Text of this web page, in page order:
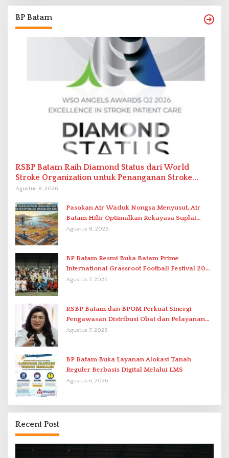
BP Batam
RSBP Batam Raih Diamond Status dari World
Stroke Organization untuk Penanganan Stroke
Berstandar Internasional
Agustus 8, 2026
Pasokan Air Waduk Nongsa Menyusut, Air
Batam Hilir Optimalkan Rekayasa Suplai
Antar-IPAM
Agustus 8, 2026
BP Batam Resmi Buka Batam Prime
International Grassroot Football Festival 2026
di Stadion Temenggung Abdul Jamal
Agustus 7, 2026
RSBP Batam dan BPOM Perkuat Sinergi
Pengawasan Distribusi Obat dan Pelayanan
Kefarmasian
Agustus 7, 2026
BP Batam Buka Layanan Alokasi Tanah
Reguler Berbasis Digital Melalui LMS
Agustus 6, 2026
Recent Post